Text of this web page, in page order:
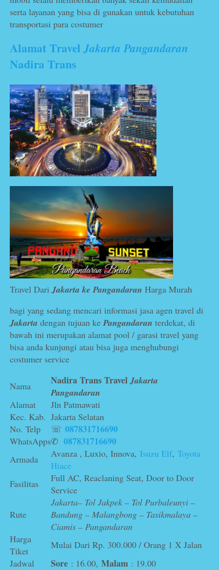
serta layanan yang bisa di gunakan untuk kebutuhan
transportasi para costumer
Alamat TravelJakarta Pangandaran
Nadira Trans
Travel Dari Jakarta ke Pangandaran Harga Murah
bagi yang sedang mencari informasi jasa agen travel di
Jakarta dengan tujuan ke Pangandaran terdekat, di
bawah ini merupakan alamat pool / garasi travel yang
bisa anda kunjungi atau bisa juga menghubungi
costumer service
Nama Nadira Trans TravelJakarta
Pangandaran
Alamat
Jln Patmawati
Kec. Kab. Jakarta Selatan
No. Telp
☏ 087831716690
WhatsApps✆ 087831716690
Armada Avanza , Luxio, Innova, Isuzu Elf, Toyota
Hiace
Fasilitas
Full AC, Reaclaning Seat, Door to Door
Service
Rute
Jakarta– Tol Jakpek – Tol Purbaleunyi –
Bandung – Malangbong – Tasikmalaya –
Ciamis – Pangandaran
Harga
Tiket
Mulai Dari Rp. 300.000 / Orang 1 X Jalan
Jadwal
Sore : 16.00, Malam : 19.00